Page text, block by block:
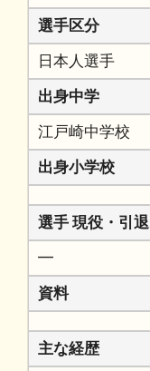
選手区分
日本人選手
出身中学
江戸崎中学校
出身小学校
選手 現役・引退
━
資料
主な経歴